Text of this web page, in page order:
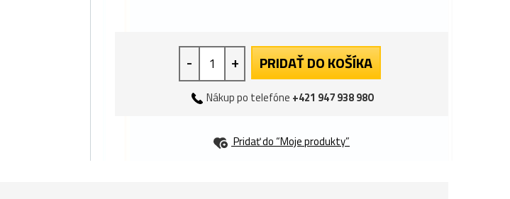
- + PRIDAŤ DO KOŠÍKA
Nákup po telefóne +421 947 938 980
Pridať do “Moje produkty”